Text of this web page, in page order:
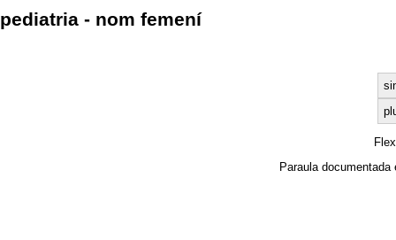
pediatria - nom femení
Paraula